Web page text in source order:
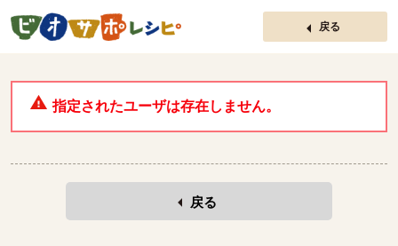
ページの先頭です。
戻る
指定されたユーザは存在しません。
戻る